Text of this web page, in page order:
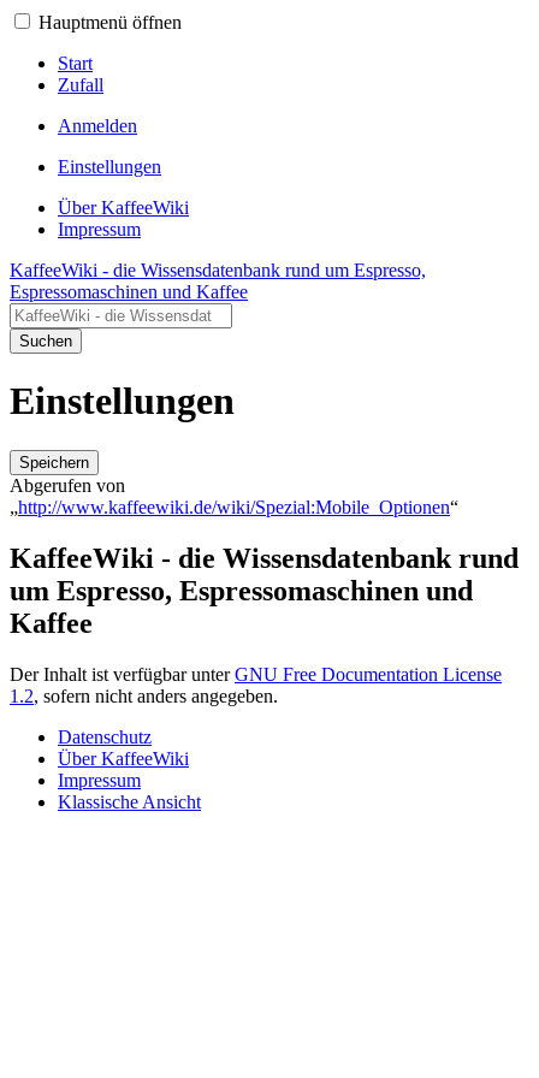
Hauptmenü öffnen
Start
Zufall
Anmelden
Einstellungen
Über KaffeeWiki
Impressum
KaffeeWiki - die Wissensdatenbank rund um Espresso,
Espressomaschinen und Kaffee
Suchen
Einstellungen
Speichern
Abgerufen von
„http://www.kaffeewiki.de/wiki/Spezial:Mobile_Optionen“
KaffeeWiki - die Wissensdatenbank rund
um Espresso, Espressomaschinen und
Kaffee
Der Inhalt ist verfügbar unterGNU Free Documentation License
1.2, sofern nicht anders angegeben.
Datenschutz
Über KaffeeWiki
Impressum
Klassische Ansicht